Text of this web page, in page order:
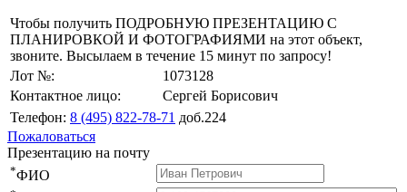
Чтобы получить ПОДРОБНУЮ ПРЕЗЕНТАЦИЮ С
ПЛАНИРОВКОЙ И ФОТОГРАФИЯМИ на этот объект,
звоните. Высылаем в течение 15 минут по запросу!
Лот №:
1073128
Контактное лицо:
Сергей Борисович
Телефон: 8 (495) 822-78-71 доб.224
Пожаловаться
Презентацию на почту
*ФИО